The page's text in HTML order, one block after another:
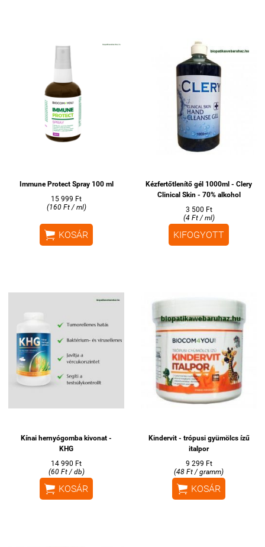
Immune Protect Spray 100 ml
15 999 Ft
(160 Ft / ml)
 KOSÁR
Kézfertőtlenítő gél 1000ml - Clery
Clinical Skin - 70% alkohol
3 500 Ft
(4 Ft / ml)
KIFOGYOTT
Kínai hernyógomba kivonat -
KHG
14 990 Ft
(60 Ft / db)
 KOSÁR
Kindervit - trópusi gyümölcs ízű
italpor
9 299 Ft
(48 Ft / gramm)
 KOSÁR